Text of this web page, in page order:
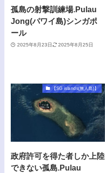
孤島の射撃訓練場.Pulau
Jong(パワイ島)シンガポ
ール
2025年8月23日 2025年8月25日
【SG islands(無人島)】
政府許可を得た者しか上陸
できない孤島.Pulau